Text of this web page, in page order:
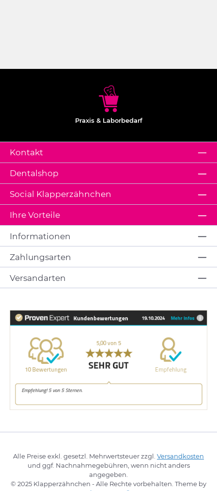
Praxis & Laborbedarf
Kontakt
Dentalshop
Ihre Vorteile
Social Klapperzähnchen
Informationen
Zahlungsarten
Versandarten
Alle Preise exkl. gesetzl. Mehrwertsteuer zzgl. Versandkosten
und ggf. Nachnahmegebühren, wenn nicht anders
angegeben.
© 2025 Klapperzähnchen - Alle Rechte vorbehalten. Theme by